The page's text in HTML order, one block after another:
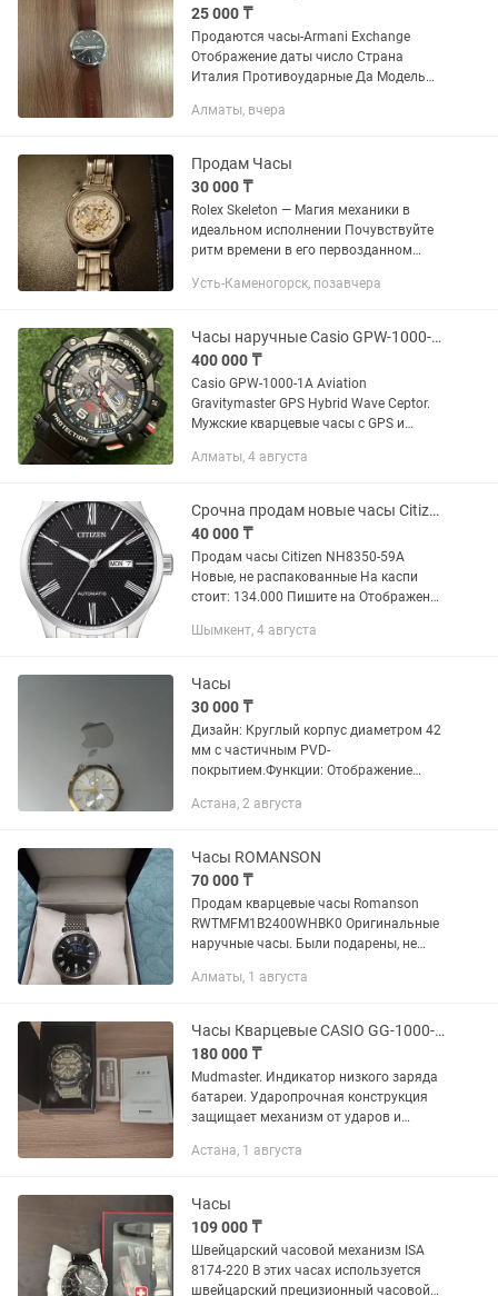
25 000 ₸
Продаются часы-Armani Exchange
Отображение даты число Страна
Италия Противоударные Да Модель
WR500 (50 атм) Форма круг Материал
Материал...
Алматы, вчера
Продам Часы
30 000 ₸
Rolex Skeleton — Магия механики в
идеальном исполнении Почувствуйте
ритм времени в его первозданном
симбиоз высокого часового искусства
Усть-Каменогорск, позавчера
Часы наручные Casio GPW-1000-1A
400 000 ₸
Casio GPW-1000-1A Aviation
Gravitymaster GPS Hybrid Wave Ceptor.
Мужские кварцевые часы с GPS и
и ударопрочным корпусом. В GPW-
Алматы, 4 августа
Срочна продам новые часы Citizen NH8350-59A
40 000 ₸
Продам часы Citizen NH8350-59A
Новые, не распакованные На каспи
стоит: 134.000 Пишите на Отображение
Противоударные: Да Модель: NH8350-
Шымкент, 4 августа
Часы
30 000 ₸
Дизайн: Круглый корпус диаметром 42
мм с частичным PVD-
покрытием.Функции: Отображение
12/24 часа.Стекло: Используется
царапинам.
Астана, 2 августа
Часы ROMANSON
70 000 ₸
Продам кварцевые часы Romanson
RWTMFM1B2400WHBK0 Оригинальные
наручные часы. Были подарены, не
новое. Продаю, так как не мой стиль.
кварцевый...
Алматы, 1 августа
Часы Кварцевые CASIO GG-1000-1A3DR полимер
180 000 ₸
Mudmaster. Индикатор низкого заряда
батареи. Ударопрочная конструкция
защищает механизм от ударов и
внутрь пыли и грязи. Светодиодная
При...
Астана, 1 августа
Часы
109 000 ₸
Швейцарский часовой механизм ISA
8174-220 В этих часах используется
швейцарский прецизионный часовой